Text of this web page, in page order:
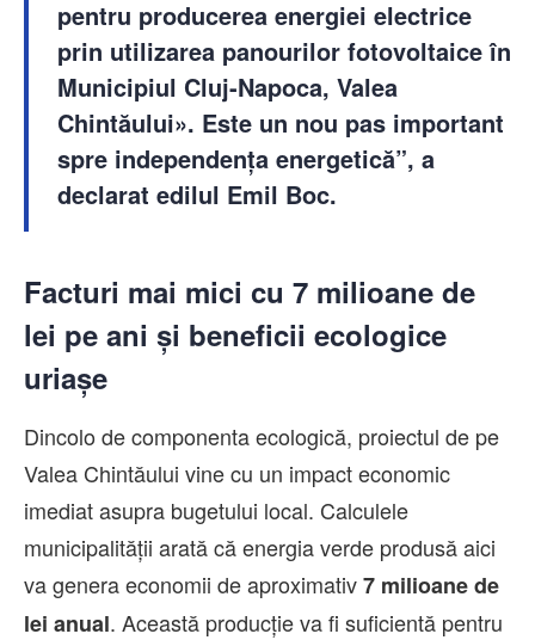
pentru producerea energiei electrice
prin utilizarea panourilor fotovoltaice în
Municipiul Cluj-Napoca, Valea
Chintăului». Este un nou pas important
spre independența energetică”, a
declarat edilul Emil Boc.
Facturi mai mici cu 7 milioane de
lei pe ani și beneficii ecologice
uriașe
Dincolo de componenta ecologică, proiectul de pe
Valea Chintăului vine cu un impact economic
imediat asupra bugetului local. Calculele
municipalității arată că energia verde produsă aici
va genera economii de aproximativ7 milioane de
lei anual. Această producție va fi suficientă pentru